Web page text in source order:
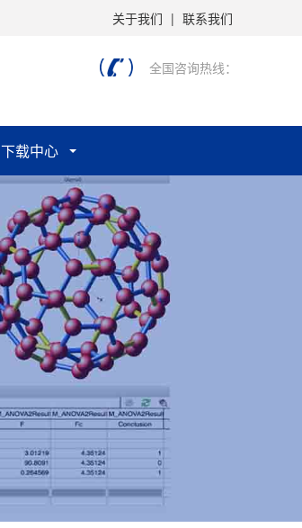
关于我们 | 联系我们
全国咨询热线：
下载中心